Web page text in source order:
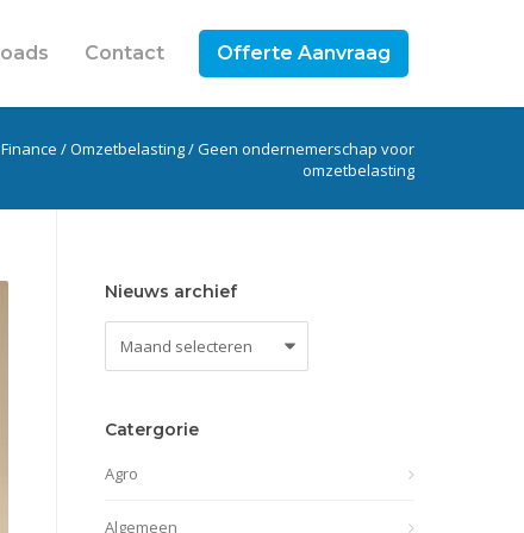
Contact Offerte Aanvraag
/Omzetbelasting/Geen ondernemerschap voor
omzetbelasting
Nieuws archief
Catergorie
Agro
Algemeen